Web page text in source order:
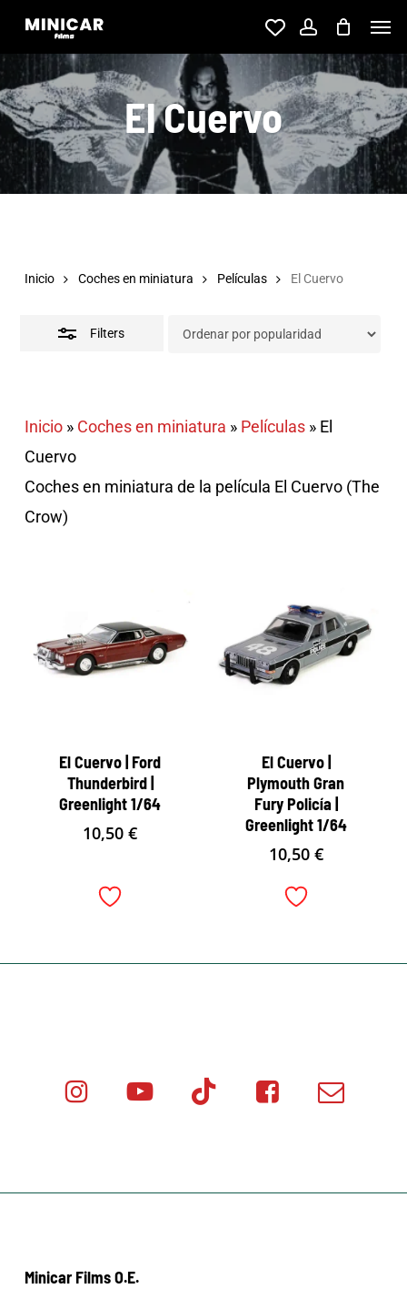
Skip
main
content
account
El Cuervo
Inicio Coches en miniatura Películas El Cuervo
Filters
Filters
Inicio» Coches en miniatura » Películas» El
Cuervo
Coches en miniatura de la película El Cuervo (The
Crow)
El Cuervo | Ford
Thunderbird |
Greenlight 1/64
10,50€
El Cuervo |
Plymouth Gran
Fury Policía |
Greenlight 1/64
10,50 €
Minicar Tok
Minicar Minicar
Minicar Films O.E.